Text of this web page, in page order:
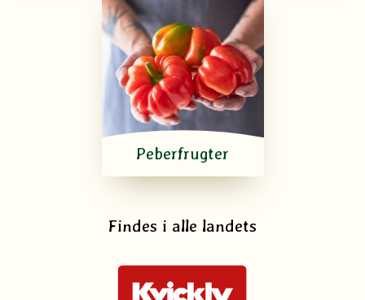
Peberfrugter
Findes i alle landets